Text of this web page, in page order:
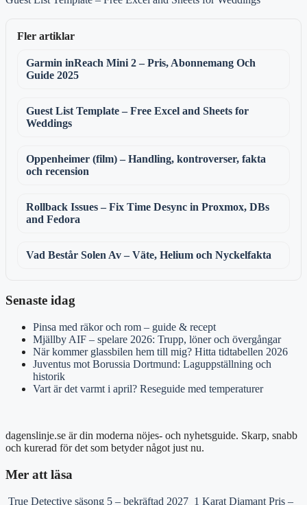
Fler artiklar
Garmin inReach Mini 2 – Pris, Abonnemang Och
Guide 2025
Guest List Template – Free Excel and Sheets for
Weddings
Oppenheimer (film) – Handling, kontroverser, fakta
och recension
Rollback Issues – Fix Time Desync in Proxmox, DBs
and Fedora
Vad Består Solen Av – Väte, Helium och Nyckelfakta
Senaste idag
Pinsa med räkor och rom – guide & recept
Mjällby AIF – spelare 2026: Trupp, löner och övergångar
När kommer glassbilen hem till mig? Hitta tidtabellen 2026
Juventus mot Borussia Dortmund: Laguppställning och
historik
Vart är det varmt i april? Reseguide med temperaturer
dagenslinje.se är din moderna nöjes- och nyhetsguide. Skarp, snabb
och kurerad för det som betyder något just nu.
Mer att läsa
True Detective säsong 5 – bekräftad 2027 1 Karat Diamant Pris –